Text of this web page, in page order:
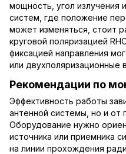
мощность, угол излучения
систем, где положение
может изменяться, стоит
круговой поляризацией
фиксацией направления
или двухполяризационные
Рекомендации по
Эффективность работы
антенной системы, но и от
Оборудование нужно
источника или приемника
на линии прохождения